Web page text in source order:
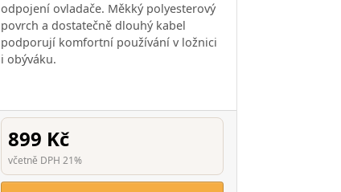
odpojení ovladače. Měkký polyesterový
povrch a dostatečně dlouhý kabel
podporují komfortní používání v ložnici
i obýváku.
899 Kč
včetně DPH 21%